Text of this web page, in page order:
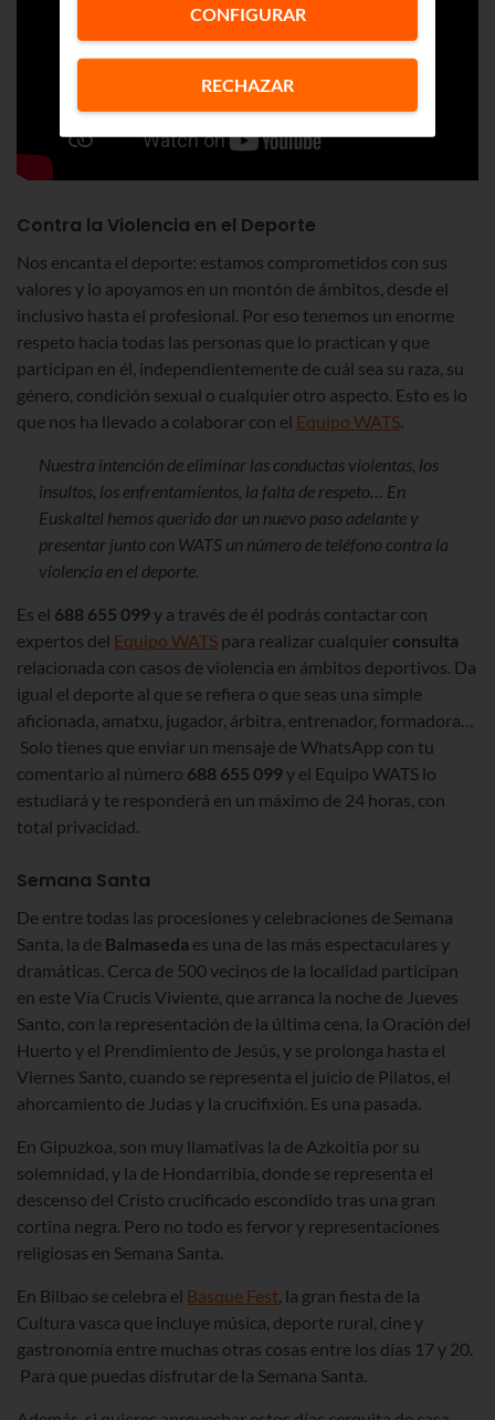
Contra la Violencia en el Deporte
Nos encanta el deporte: estamos comprometidos con sus
valores y lo apoyamos en un montón de ámbitos, desde el
inclusivo hasta el profesional. Por eso tenemos un enorme
respeto hacia todas las personas que lo practican y que
participan en él, independientemente de cuál sea su raza, su
género, condición sexual o cualquier otro aspecto. Esto es lo
que nos ha llevado a colaborar con el Equipo WATS
Nuestra intención de eliminar las conductas violentas, los
insultos, los enfrentamientos, la falta de respeto… En
Euskaltel hemos querido dar un nuevo paso adelante y
presentar junto con WATS un número de teléfono contra la
violencia en el deporte.
Es el 688 655 099y a través de él podrás contactar con
expertos del Equipo WATS para realizar cualquier consulta
relacionada con casos de violencia en ámbitos deportivos. Da
igual el deporte al que se refiera o que seas una simple
aficionada, amatxu, jugador, árbitra, entrenador, formadora…
Solo tienes que enviar un mensaje de WhatsApp con tu
comentario al número 688 655 099y el Equipo WATS lo
estudiará y te responderá en un máximo de 24 horas, con
total privacidad.
Semana Santa
De entre todas las procesiones y celebraciones de Semana
Santa, la de Balmaseda es una de las más espectaculares y
dramáticas. Cerca de 500 vecinos de la localidad participan
en este Vía Crucis Viviente, que arranca la noche de Jueves
Santo, con la representación de la última cena, la Oración del
Huerto y el Prendimiento de Jesús, y se prolonga hasta el
Viernes Santo, cuando se representa el juicio de Pilatos, el
ahorcamiento de Judas y la crucifixión. Es una pasada.
En Gipuzkoa, son muy llamativas la de Azkoitia por su
solemnidad, y la de Hondarribia, donde se representa el
descenso del Cristo crucificado escondido tras una gran
cortina negra. Pero no todo es fervor y representaciones
religiosas en Semana Santa.
En Bilbao se celebra el Basque Fest , la gran fiesta de la
Cultura vasca que incluye música, deporte rural, cine y
gastronomía entre muchas otras cosas entre los días 17 y 20.
Para que puedas disfrutar de la Semana Santa.
CONFIGURAR
RECHAZAR